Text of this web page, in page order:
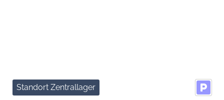
Standort Zentrallager